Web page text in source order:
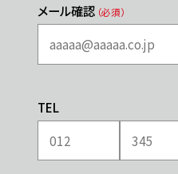
メール確認 （必須）
TEL